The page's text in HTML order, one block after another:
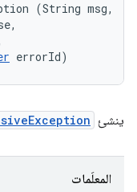
(String msg,
errorId)
ينشئ
المعلَمات